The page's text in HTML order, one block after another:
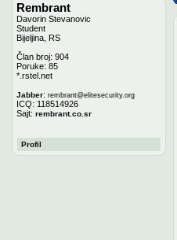
Rembrant
Davorin Stevanovic
Student
Bijeljina, RS
Član broj: 904
Poruke: 85
*.rstel.net
Jabber: rembrant@elitesecurity.org
ICQ: 118514926
Sajt: rembrant.co.sr
Profil